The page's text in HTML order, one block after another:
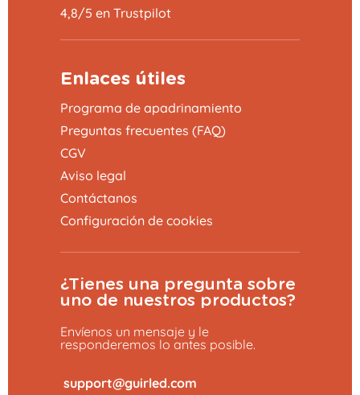
4,8/5 en Trustpilot
Enlaces útiles
Programa de apadrinamiento
Preguntas frecuentes (FAQ)
CGV
Aviso legal
Contáctanos
Configuración de cookies
¿Tienes una pregunta sobre
uno de nuestros productos?
Envíenos un mensaje y le
responderemos lo antes posible.